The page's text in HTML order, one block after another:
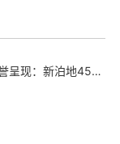
上海天太空间荣誉呈现：新泊地4500㎡总部科研办公一体化空间圆满交付